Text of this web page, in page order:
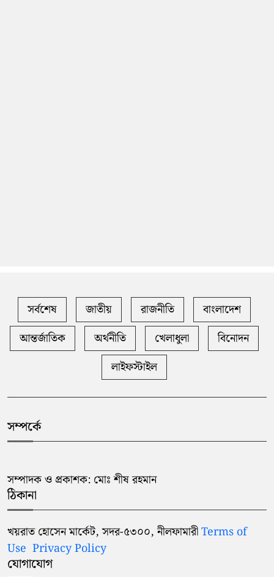
সর্বশেষ জাতীয় রাজনীতি
বাংলাদেশ
আন্তর্জাতিক
অর্থনীতি খেলাধুলা
বিনোদন
লাইফস্টাইল
সম্পর্কে
সম্পাদক ও প্রকাশক: মোঃ শীষ রহমান
ঠিকানা
খয়রাত হোসেন মার্কেট, সদর-৫৩০০, নীলফামারীTerms of
Use Privacy Policy
যোগাযোগ